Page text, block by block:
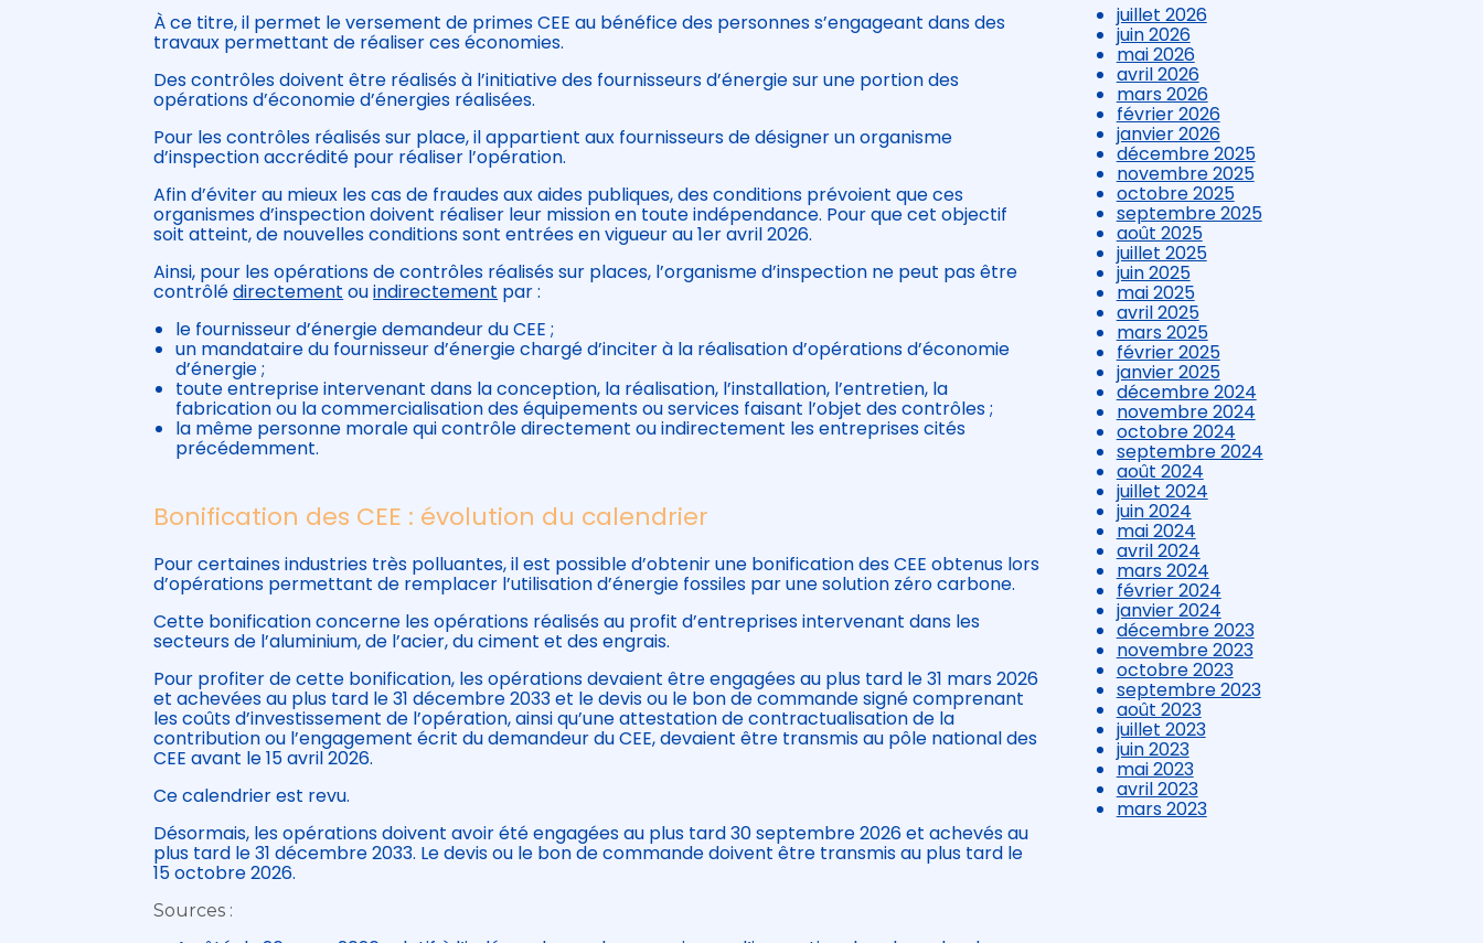
À ce titre, il permet le versement de primes CEE au bénéfice des personnes s’engageant dans des
travaux permettant de réaliser ces économies.
Des contrôles doivent être réalisés à l’initiative des fournisseurs d’énergie sur une portion des
opérations d’économie d’énergies réalisées.
Pour les contrôles réalisés sur place, il appartient aux fournisseurs de désigner un organisme
d’inspection accrédité pour réaliser l’opération.
Afin d’éviter au mieux les cas de fraudes aux aides publiques, des conditions prévoient que ces
organismes d’inspection doivent réaliser leur mission en toute indépendance. Pour que cet objectif
soit atteint, de nouvelles conditions sont entrées en vigueur au 1er avril 2026.
Ainsi, pour les opérations de contrôles réalisés sur places, l’organisme d’inspection ne peut pas être
contrôlédirectement ouindirectement par :
le fournisseur d’énergie demandeur du CEE ;
un mandataire du fournisseur d’énergie chargé d’inciter à la réalisation d’opérations d’économie
d’énergie ;
toute entreprise intervenant dans la conception, la réalisation, l’installation, l’entretien, la
fabrication ou la commercialisation des équipements ou services faisant l’objet des contrôles ;
la même personne morale qui contrôle directement ou indirectement les entreprises cités
précédemment.
Bonification des CEE : évolution du calendrier
Pour certaines industries très polluantes, il est possible d’obtenir une bonification des CEE obtenus lors
d’opérations permettant de remplacer l’utilisation d’énergie fossiles par une solution zéro carbone.
Cette bonification concerne les opérations réalisés au profit d’entreprises intervenant dans les
secteurs de l’aluminium, de l’acier, du ciment et des engrais.
Pour profiter de cette bonification, les opérations devaient être engagées au plus tard le 31 mars 2026
et achevées au plus tard le 31 décembre 2033 et le devis ou le bon de commande signé comprenant
les coûts d’investissement de l’opération, ainsi qu’une attestation de contractualisation de la
contribution ou l’engagement écrit du demandeur du CEE, devaient être transmis au pôle national des
CEE avant le 15 avril 2026.
Ce calendrier est revu.
Désormais, les opérations doivent avoir été engagées au plus tard 30 septembre 2026 et achevés au
plus tard le 31 décembre 2033. Le devis ou le bon de commande doivent être transmis au plus tard le
15 octobre 2026.
Sources :
juillet 2026
juin 2026
mai 2026
avril 2026
mars 2026
février 2026
janvier 2026
décembre 2025
novembre 2025
octobre 2025
septembre 2025
août 2025
juillet 2025
juin 2025
mai 2025
avril 2025
mars 2025
février 2025
janvier 2025
décembre 2024
novembre 2024
octobre 2024
septembre 2024
août 2024
juillet 2024
juin 2024
mai 2024
avril 2024
mars 2024
février 2024
janvier 2024
décembre 2023
novembre 2023
octobre 2023
septembre 2023
août 2023
juillet 2023
juin 2023
mai 2023
avril 2023
mars 2023